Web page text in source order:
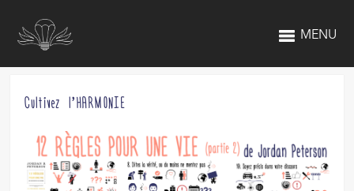
MENU
Cultivez l’HARMONIE